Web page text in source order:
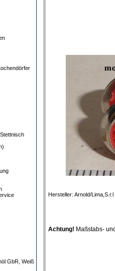
GbR, Weiß
Hersteller: Arnold/
Achtung! Maßstabs-